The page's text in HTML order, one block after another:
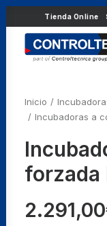
Tienda Online
Inicio
Incubadoras a
forzada
2.291,00